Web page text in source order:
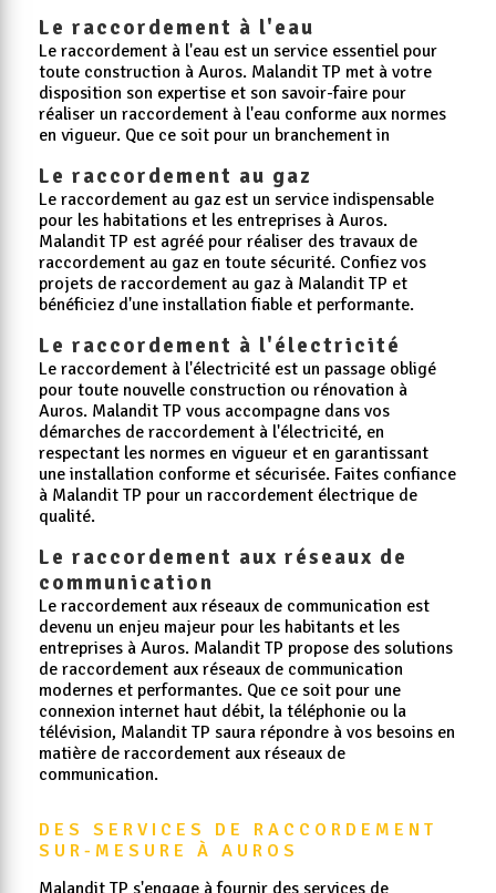
Le raccordement à l'eau
Le raccordement à l'eau est un service essentiel pour
toute construction à Auros. Malandit TP met à votre
disposition son expertise et son savoir-faire pour
réaliser un raccordement à l'eau conforme aux normes
en vigueur. Que ce soit pour un branchement in
Le raccordement au gaz
Le raccordement au gaz est un service indispensable
pour les habitations et les entreprises à Auros.
Malandit TP est agréé pour réaliser des travaux de
raccordement au gaz en toute sécurité. Confiez vos
projets de raccordement au gaz à Malandit TP et
bénéficiez d'une installation fiable et performante.
Le raccordement à l'électricité
Le raccordement à l'électricité est un passage obligé
pour toute nouvelle construction ou rénovation à
Auros. Malandit TP vous accompagne dans vos
démarches de raccordement à l'électricité, en
respectant les normes en vigueur et en garantissant
une installation conforme et sécurisée. Faites confiance
à Malandit TP pour un raccordement électrique de
qualité.
Le raccordement aux réseaux de
communication
Le raccordement aux réseaux de communication est
devenu un enjeu majeur pour les habitants et les
entreprises à Auros. Malandit TP propose des solutions
de raccordement aux réseaux de communication
modernes et performantes. Que ce soit pour une
connexion internet haut débit, la téléphonie ou la
télévision, Malandit TP saura répondre à vos besoins en
matière de raccordement aux réseaux de
communication.
DES SERVICES DE RACCORDEMENT
SUR-MESURE À AUROS